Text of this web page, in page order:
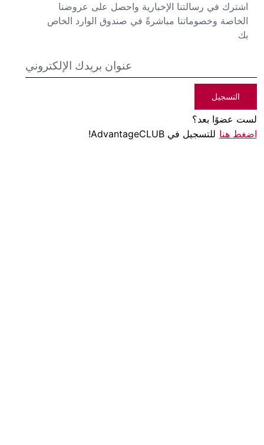
اشترك في رسالتنا الإخبارية واحصل على عروضنا
الخاصة وخصوماتنا مباشرةً في صندوق الوارد الخاص
بك
التسجيل
لست عضوًا بعد؟
اضغط هنا للتسجيل في AdvantageCLUB!